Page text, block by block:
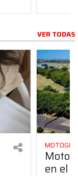
VER TODAS
MOTOGP
en el